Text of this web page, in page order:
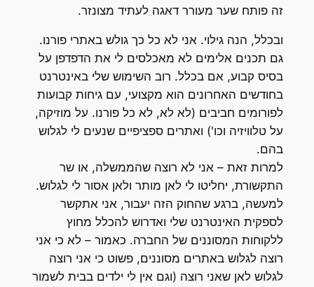
זה פותח שער מעורר דאגה לעתיד מצונזר.
ובכלל, הנה גילוי. אני לא כל כך גולש באתרי פורנו.
גם תכנים אלימים לא מאכלסים לי את הדפדפן על
בסיס קבוע, אם בכלל. רוב השימוש שלי באינטרנט
בחודשים האחרונים הוא מקצועי, עם גיחות קבועות
לפורומים חביבים (לא לא, לא כל פורנו. על מוזיקה,
על טלוויזיה וכו') ואתרים ספציפיים שנעים לי לגלוש
בהם.
למרות זאת – אני לא רוצה שהממשלה, או שר
התקשורת, יחליטו לי לאן מותר ולאן אסור לי לגלוש.
למעשה, ברגע שהחוק הזה יעבור, אני אתקשר
לספקית האינטרנט שלי ואדרוש להכלל מחוץ
ללקוחות המסוננים של החברה. כאמור – לא כי אני
רוצה לגלוש באתרים מסוננים, פשוט כי אני רוצה
לגלוש לאן שאני רוצה (וגם אין לי ילדים בבית לשמור